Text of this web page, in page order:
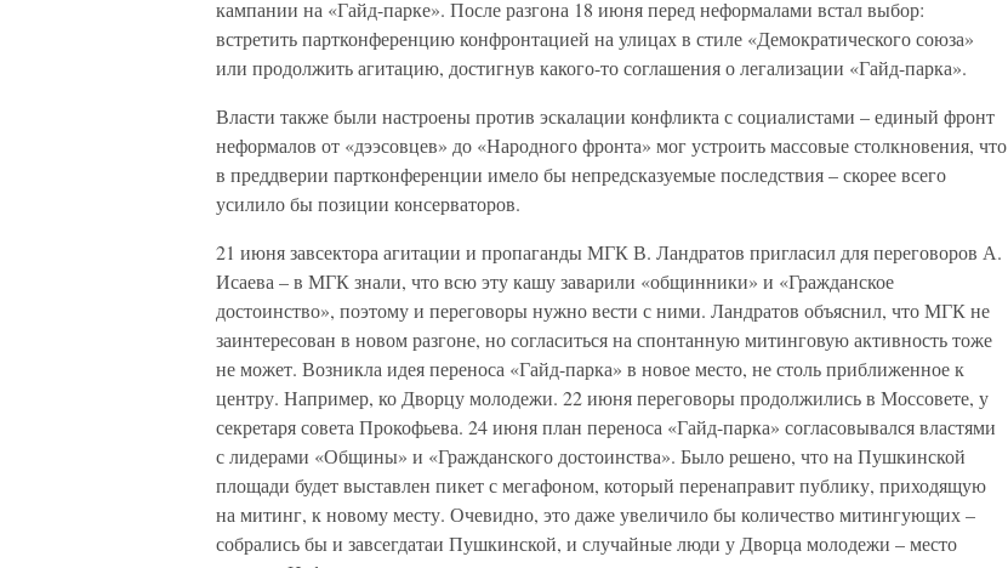
кампании на «Гайд-парке». После разгона 18 июня перед неформалами встал выбор:
встретить партконференцию конфронтацией на улицах в стиле «Демократического союза»
или продолжить агитацию, достигнув какого-то соглашения о легализации «Гайд-парка».
Власти также были настроены против эскалации конфликта с социалистами – единый фронт
неформалов от «дээсовцев» до «Народного фронта» мог устроить массовые столкновения, что
в преддверии партконференции имело бы непредсказуемые последствия – скорее всего
усилило бы позиции консерваторов.
21 июня завсектора агитации и пропаганды МГК В. Ландратов пригласил для переговоров А.
Исаева – в МГК знали, что всю эту кашу заварили «общинники» и «Гражданское
достоинство», поэтому и переговоры нужно вести с ними. Ландратов объяснил, что МГК не
заинтересован в новом разгоне, но согласиться на спонтанную митинговую активность тоже
не может. Возникла идея переноса «Гайд-парка» в новое место, не столь приближенное к
центру. Например, ко Дворцу молодежи. 22 июня переговоры продолжились в Моссовете, у
секретаря совета Прокофьева. 24 июня план переноса «Гайд-парка» согласовывался властями
с лидерами «Общины» и «Гражданского достоинства». Было решено, что на Пушкинской
площади будет выставлен пикет с мегафоном, который перенаправит публику, приходящую
на митинг, к новому месту. Очевидно, это даже увеличило бы количество митингующих –
собрались бы и завсегдатаи Пушкинской, и случайные люди у Дворца молодежи – место